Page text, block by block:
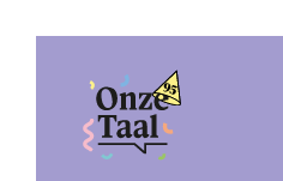
Onze Taal